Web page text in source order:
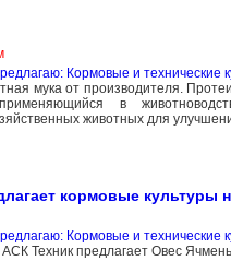
Кормовые и технические
мука от производителя.
в
животных для
кормовые культуры
Кормовые и технические
Техник предлагает Овес Ячмень